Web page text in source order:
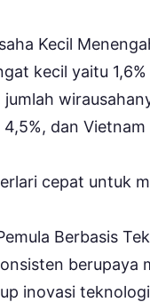
Kecil
kecil yaitu
dan Vietnam
cepat untuk
Berbasis
berupaya
inovasi